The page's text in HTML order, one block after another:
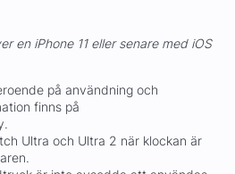
en iPhone 11 eller senare med iOS
på användning och
finns på
Ultra och Ultra 2 när klockan är